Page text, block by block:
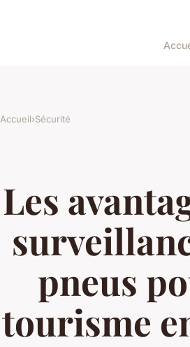
Accueil›Sécurité
Les
pneus
tourisme